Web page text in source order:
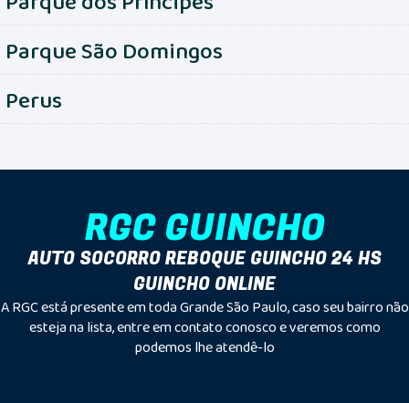
Parque São Domingos
Perus
RGC GUINCHO
AUTO SOCORRO REBOQUE GUINCHO 24 HS
GUINCHO ONLINE
A RGC está presente em toda Grande São Paulo, caso seu bairro não
esteja na lista, entre em contato conosco e veremos como
podemos lhe atendê-lo